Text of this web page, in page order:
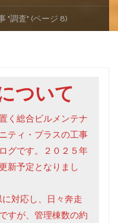
"調査" (ページ 8)
ついて
く総合ビルメンテナ
ティ・プラスの工事
グです。２０２５年
新予定となりまし
対応し、日々奔走
すが、管理棟数の約